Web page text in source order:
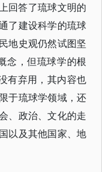
回答了琉球文明的
了建设科学的琉球
地史观仍然试图坚
念，但琉球学的根
有弃用，其内容也
于琉球学领域，还
、政治、文化的走
以及其他国家、地